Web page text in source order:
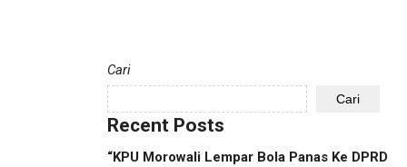
Cari
Cari
Recent Posts
“KPU Morowali Lempar Bola Panas Ke DPRD